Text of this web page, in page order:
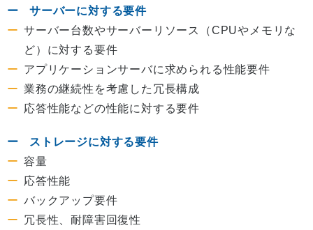
サーバーに対する要件
サーバー台数やサーバーリソース（CPUやメモリな
ど）に対する要件
アプリケーションサーバに求められる性能要件
業務の継続性を考慮した冗長構成
応答性能などの性能に対する要件
ストレージに対する要件
容量
応答性能
バックアップ要件
冗長性、耐障害回復性